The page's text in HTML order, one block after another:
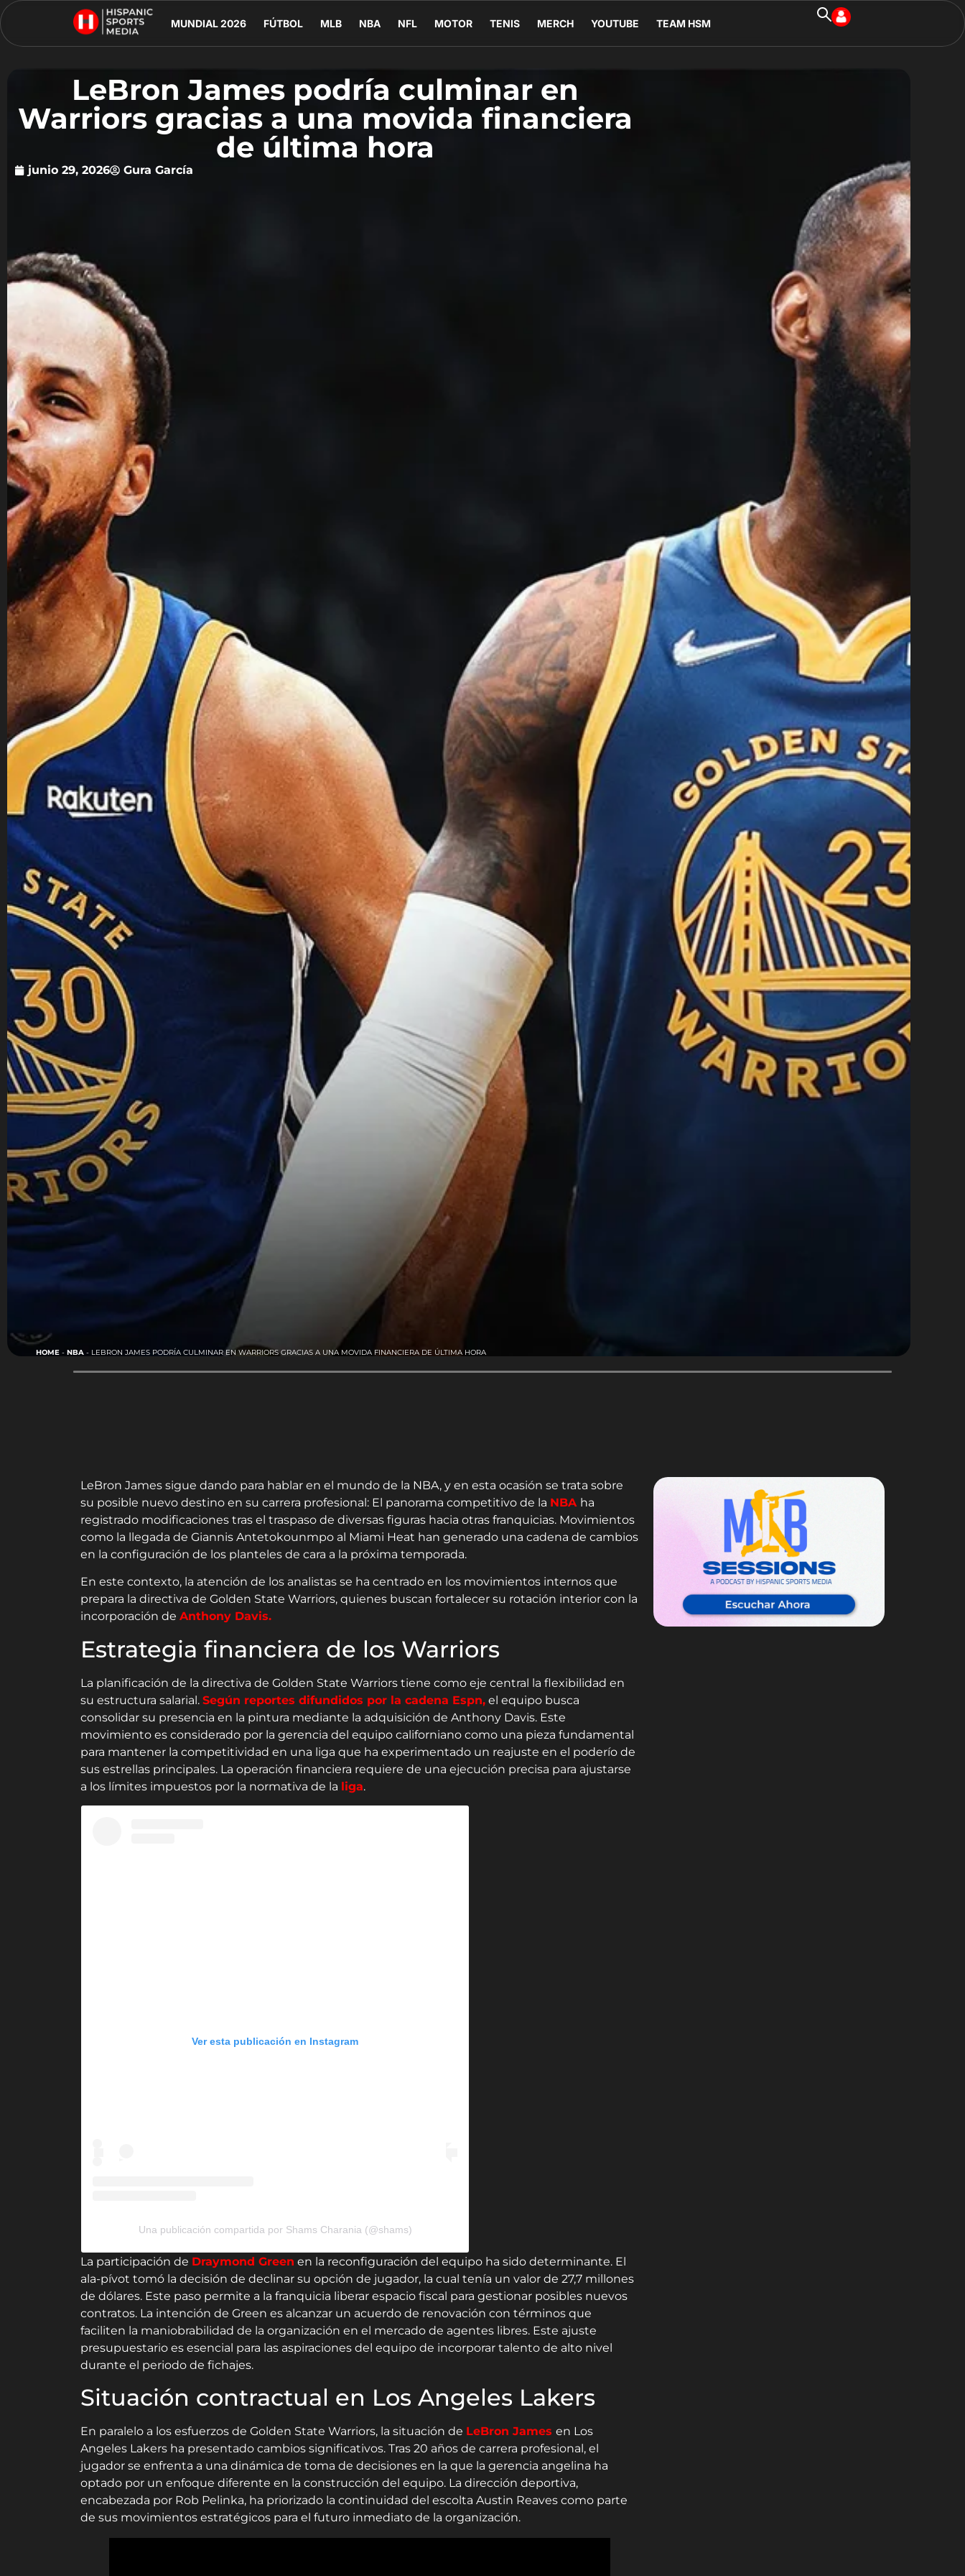
MUNDIAL 2026 FÚTBOL MLB NBA NFL MOTOR TENIS MERCH YOUTUBE TEAM HSM
LeBron James podría culminar en
Warriors gracias a una movida financiera
de última hora
junio 29, 2026 Gura García
HOME- NBA- LEBRON JAMES PODRÍA CULMINAR EN WARRIORS GRACIAS A UNA MOVIDA FINANCIERA DE ÚLTIMA HORA
LeBron James sigue dando para hablar en el mundo de la NBA, y en esta ocasión se trata sobre
su posible nuevo destino en su carrera profesional: El panorama competitivo de la NBA ha
registrado modificaciones tras el traspaso de diversas figuras hacia otras franquicias. Movimientos
como la llegada de Giannis Antetokounmpo al Miami Heat han generado una cadena de cambios
en la configuración de los planteles de cara a la próxima temporada.
En este contexto, la atención de los analistas se ha centrado en los movimientos internos que
prepara la directiva de Golden State Warriors, quienes buscan fortalecer su rotación interior con la
incorporación de Anthony Davis.
Estrategia financiera de los Warriors
La planificación de la directiva de Golden State Warriors tiene como eje central la flexibilidad en
su estructura salarial. Según reportes difundidos por la cadena Espn, el equipo busca
consolidar su presencia en la pintura mediante la adquisición de Anthony Davis. Este
movimiento es considerado por la gerencia del equipo californiano como una pieza fundamental
para mantener la competitividad en una liga que ha experimentado un reajuste en el poderío de
sus estrellas principales. La operación financiera requiere de una ejecución precisa para ajustarse
a los límites impuestos por la normativa de la liga.
Ver esta publicación en Instagram
Una publicación compartida por Shams Charania (@shams)
La participación de Draymond Green en la reconfiguración del equipo ha sido determinante. El
ala-pívot tomó la decisión de declinar su opción de jugador, la cual tenía un valor de 27,7 millones
de dólares. Este paso permite a la franquicia liberar espacio fiscal para gestionar posibles nuevos
contratos. La intención de Green es alcanzar un acuerdo de renovación con términos que
faciliten la maniobrabilidad de la organización en el mercado de agentes libres. Este ajuste
presupuestario es esencial para las aspiraciones del equipo de incorporar talento de alto nivel
durante el periodo de fichajes.
Situación contractual en Los Angeles Lakers
En paralelo a los esfuerzos de Golden State Warriors, la situación de LeBron James en Los
Angeles Lakers ha presentado cambios significativos. Tras 20 años de carrera profesional, el
jugador se enfrenta a una dinámica de toma de decisiones en la que la gerencia angelina ha
optado por un enfoque diferente en la construcción del equipo. La dirección deportiva,
encabezada por Rob Pelinka, ha priorizado la continuidad del escolta Austin Reaves como parte
de sus movimientos estratégicos para el futuro inmediato de la organización.